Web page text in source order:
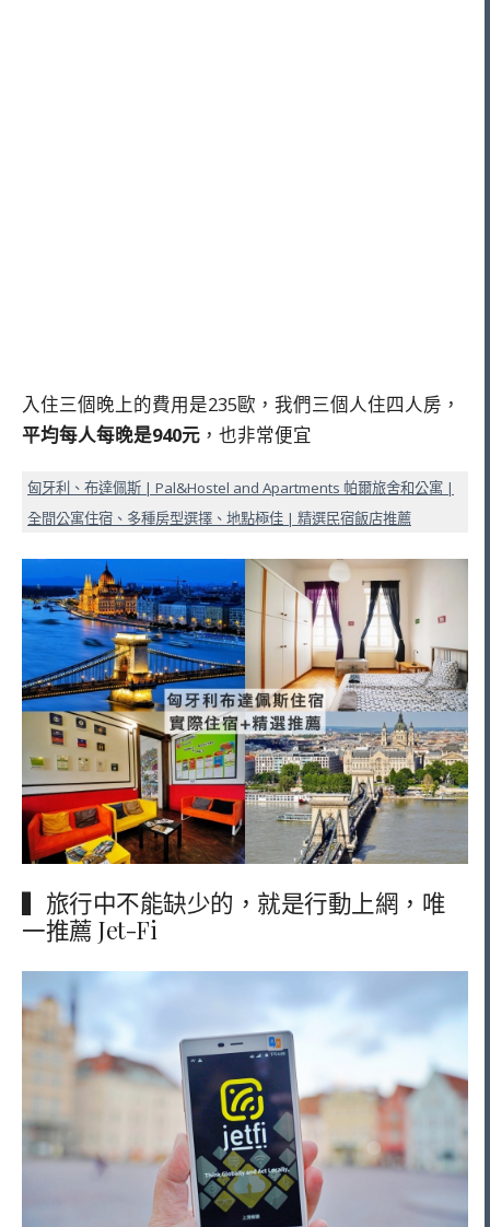
入住三個晚上的費用是235歐，我們三個人住四人房，
平均每人每晚是940元 ，也非常便宜
匈牙利、布達佩斯 | Pal&Hostel and Apartments 帕爾旅舍和公寓 |
全間公寓住宿、多種房型選擇、地點極佳 | 精選民宿飯店推薦
▍旅行中不能缺少的，就是行動上網，唯
一推薦 Jet-Fi